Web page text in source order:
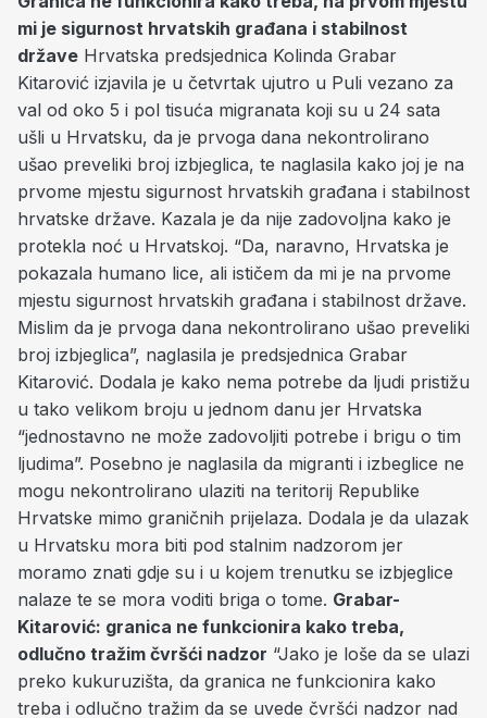
mi je sigurnost hrvatskih građana i stabilnost
države Hrvatska predsjednica Kolinda Grabar
Kitarović izjavila je u četvrtak ujutro u Puli vezano za
val od oko 5 i pol tisuća migranata koji su u 24 sata
ušli u Hrvatsku, da je prvoga dana nekontrolirano
ušao preveliki broj izbjeglica, te naglasila kako joj je na
prvome mjestu sigurnost hrvatskih građana i stabilnost
hrvatske države. Kazala je da nije zadovoljna kako je
protekla noć u Hrvatskoj. “Da, naravno, Hrvatska je
pokazala humano lice, ali ističem da mi je na prvome
mjestu sigurnost hrvatskih građana i stabilnost države.
Mislim da je prvoga dana nekontrolirano ušao preveliki
broj izbjeglica”, naglasila je predsjednica Grabar
Kitarović. Dodala je kako nema potrebe da ljudi pristižu
u tako velikom broju u jednom danu jer Hrvatska
“jednostavno ne može zadovoljiti potrebe i brigu o tim
ljudima”. Posebno je naglasila da migranti i izbeglice ne
mogu nekontrolirano ulaziti na teritorij Republike
Hrvatske mimo graničnih prijelaza. Dodala je da ulazak
u Hrvatsku mora biti pod stalnim nadzorom jer
moramo znati gdje su i u kojem trenutku se izbjeglice
nalaze te se mora voditi briga o tome. Grabar-
Kitarović: granica ne funkcionira kako treba,
odlučno tražim čvršći nadzor “Jako je loše da se ulazi
preko kukuruzišta, da granica ne funkcionira kako
treba i odlučno tražim da se uvede čvršći nadzor nad